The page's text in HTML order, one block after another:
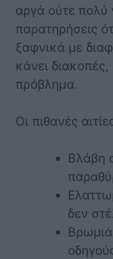
αργά ούτε πολύ
παρατηρήσεις
ξαφνικά με
κάνει
πρόβλημα.
Οι πιθανές
Βλάβη
δεν